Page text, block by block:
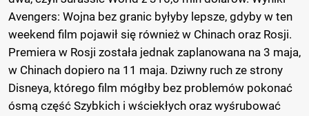
Avengers: Wojna bez granic byłyby lepsze, gdyby w ten
weekend film pojawił się również w Chinach oraz Rosji.
Premiera w Rosji została jednak zaplanowana na 3 maja,
w Chinach dopiero na 11 maja. Dziwny ruch ze strony
Disneya, którego film mógłby bez problemów pokonać
ósmą część Szybkich i wściekłych oraz wyśrubować